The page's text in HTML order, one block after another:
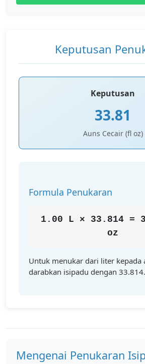
Keputusan
Keputusan
33.81
Auns Cecair (fl oz)
Formula Penukaran
1.00 L × 33.814 =
oz
Untuk menukar dari liter kepada
darabkan isipadu dengan 33.814.
Mengenai Penukaran